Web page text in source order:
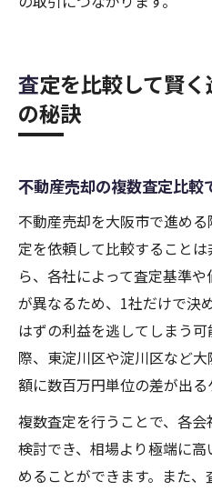
査定を比較して賢く進める不動産売却
の秘訣
不動産売却の複数査定比較
不動産売却を大阪市で進め
定を依頼して比較すること
ら、各社によって査定基準
が異なるため、1社だけで決
はずの利益を逃してしまう
際、東淀川区や淀川区など
額に数百万円単位の差が出る
複数査定を行うことで、各
検討でき、相場より極端に
めることができます。また